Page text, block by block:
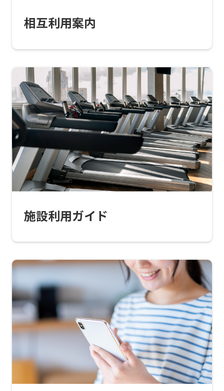
相互利用案内
施設利用ガイド
version
of
this
website
will
be
translated
mechanically,
be
accurate
translation.
The
translation
may
differ